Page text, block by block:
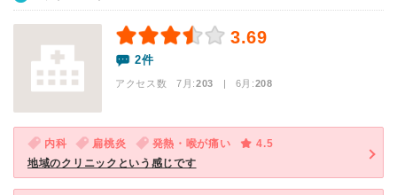
3.69
2件
アクセス数 7月:203 | 6月:208
内科 扁桃炎 発熱・喉が痛い
4.5
地域のクリニックという感じです